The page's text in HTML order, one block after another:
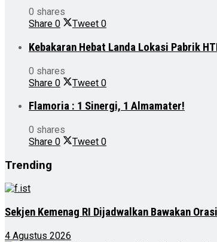
0 shares
Share 0 Tweet 0
Kebakaran Hebat Landa Lokasi Pabrik
0 shares
Share 0 Tweet 0
Flamoria : 1 Sinergi, 1 Almamater!
0 shares
Share 0 Tweet 0
Trending
Sekjen Kemenag RI Dijadwalkan Bawakan
4 Agustus 2026